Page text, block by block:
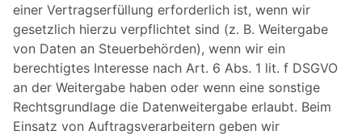
einer Vertragserfüllung erforderlich ist, wenn wir
gesetzlich hierzu verpflichtet sind (z. B. Weitergabe
von Daten an Steuerbehörden), wenn wir ein
berechtigtes Interesse nach Art. 6 Abs. 1 lit. f DSGVO
an der Weitergabe haben oder wenn eine sonstige
Rechtsgrundlage die Datenweitergabe erlaubt. Beim
Einsatz von Auftragsverarbeitern geben wir